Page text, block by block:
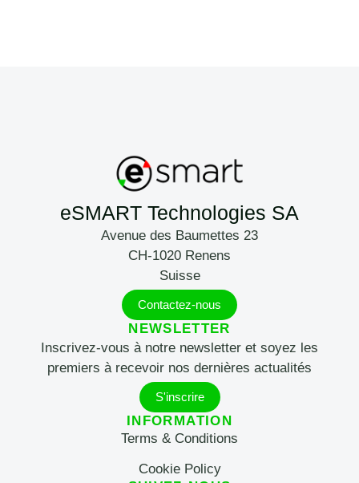
eSMART Technologies SA
Avenue des Baumettes 23
CH-1020 Renens
Suisse
Contactez-nous
NEWSLETTER
Inscrivez-vous à notre newsletter et soyez les
premiers à recevoir nos dernières actualités
S'inscrire
INFORMATION
Terms & Conditions
Cookie Policy